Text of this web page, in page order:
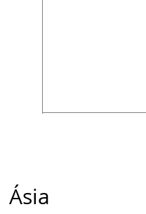
Ásia